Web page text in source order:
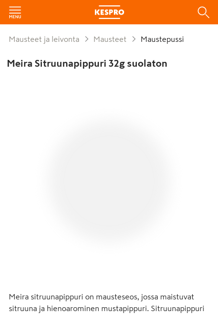
Mausteet ja leivonta Mausteet Maustepussi
Meira Sitruunapippuri 32g suolaton
Meira sitruunapippuri on mausteseos, jossa maistuvat
sitruuna ja hienoarominen mustapippuri. Sitruunapippuri